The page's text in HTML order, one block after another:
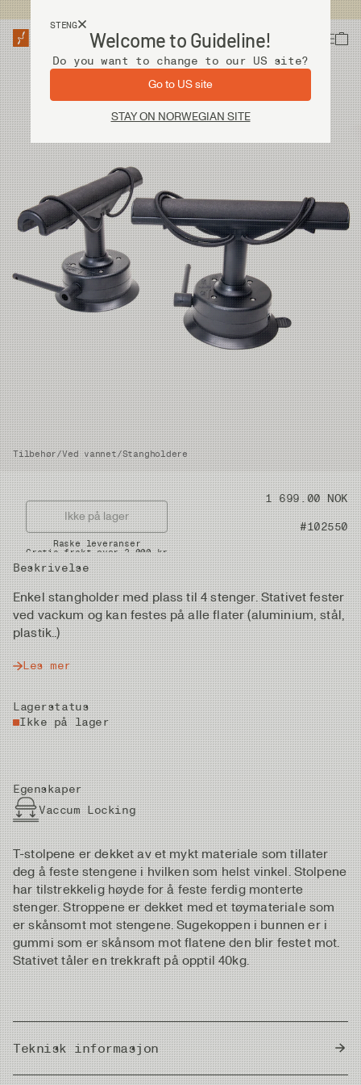
STENG
Welcome to Guideline!
Do you want to change to our US site?
Go to US site
STAY ON NORWEGIAN SITE
Tilbehør/Ved vannet/Stangholdere
Pris 1 699.00 NOK
Artikkelnummer #102550
Beskrivelse
Enkel stangholder med plass til 4 stenger. Stativet fester
ved vackum og kan festes på alle flater (aluminium, stål,
plastik..)
Les mer
Lagerstatus
Ikke på lager
Egenskaper
Vaccum Locking
Ikke på lager
Raske leveranser
Gratis frakt over 2.000 kr
T-stolpene er dekket av et mykt materiale som tillater
deg å feste stengene i hvilken som helst vinkel. Stolpene
har tilstrekkelig høyde for å feste ferdig monterte
stenger. Stroppene er dekket med et tøymateriale som
er skånsomt mot stengene. Sugekoppen i bunnen er i
gummi som er skånsom mot flatene den blir festet mot.
Stativet tåler en trekkraft på opptil 40kg.
Teknisk informasjon